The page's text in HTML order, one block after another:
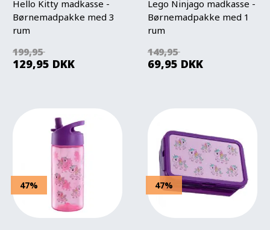
Hello Kitty madkasse -
Børnemadpakke med 3
rum
199,95
129,95 DKK
Lego Ninjago madkasse -
Børnemadpakke med 1
rum
149,95
69,95 DKK
47% 47%